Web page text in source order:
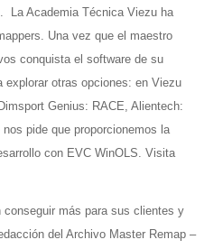
La Academia Técnica Viezu ha
Una vez que el maestro
conquista el software de su
explorar otras opciones: en Viezu
Genius: RACE, Alientech:
pide que proporcionemos la
con EVC WinOLS. Visita
conseguir más para sus clientes y
del Archivo Master Remap –